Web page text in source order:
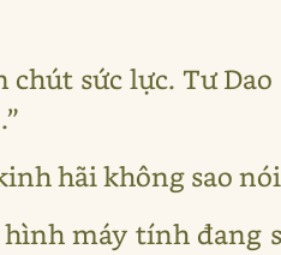
sức lực. Tư Dao
hãi không sao
máy tính đang